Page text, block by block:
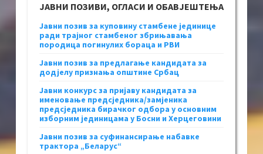
ЈАВНИ ПОЗИВИ, ОГЛАСИ И ОБАВЈЕШТЕЊА
Јавни позив за куповину стамбене јединице
ради трајног стамбеног збрињавања
породица погинулих бораца и РВИ
Јавни позив за предлагање кандидата за
додјелу признања општине Србац
Јавни конкурс за пријаву кандидата за
именовање предсједника/замјеника
предсједника бирачког одбора у основним
изборним јединицама у Босни и Херцеговини
Јавни позив за суфинансирање набавке
трактора „Беларус“